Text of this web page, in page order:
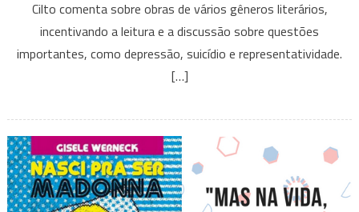
Cilto comenta sobre obras de vários gêneros literários,
incentivando a leitura e a discussão sobre questões
importantes, como depressão, suicídio e representatividade.
[…]